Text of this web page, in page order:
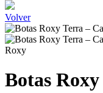
Volver
Roxy
Botas